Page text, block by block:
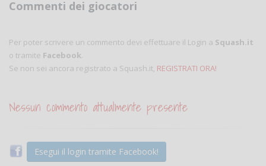
Commenti dei giocatori
Per poter scrivere un commento devi effettuare il Login a Squash.it
o tramite Facebook.
Se non sei ancora registrato a Squash.it, REGISTRATI ORA!
Nessun commento attualmente presente
Esegui il login tramite Facebook!